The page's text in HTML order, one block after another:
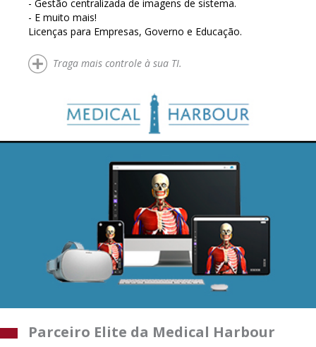
- Gestão centralizada de imagens de sistema.
- E muito mais!
Licenças para Empresas, Governo e Educação.
Traga mais controle à sua TI.
Parceiro Elite da Medical Harbour